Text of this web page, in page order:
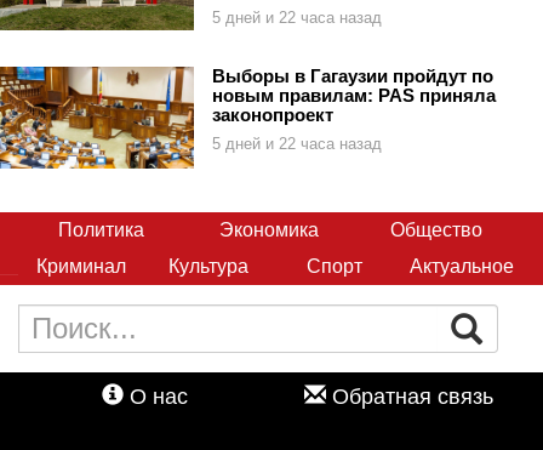
5 дней и 22 часа назад
Выборы в Гагаузии пройдут по
новым правилам: PAS приняла
законопроект
5 дней и 22 часа назад
Политика Экономика
Общество
Криминал
Культура Спорт Актуальное
О нас Обратная связь